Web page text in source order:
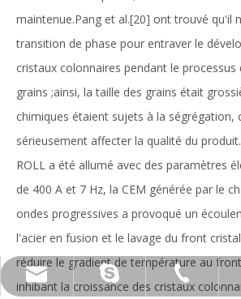
maintenue.Pang et al.[20] ont trouvé qu'il
transition de phase pour entraver le
cristaux colonnaires pendant le processus
grains ;ainsi, la taille des grains était
chimiques étaient sujets à la ségrégation,
sérieusement affecter la qualité du
ROLL a été allumé avec des paramètres
de 400 A et 7 Hz, la CEM générée par le
ondes progressives a provoqué un
l'acier en fusion et le lavage du front
réduire le gradient de température au
inhibant la croissance des cristaux
wangfp@cseco.cn
+86-730-8688890
+86-15173020676